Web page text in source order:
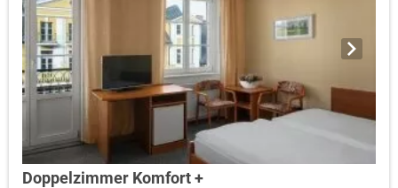
Doppelzimmer Komfort +